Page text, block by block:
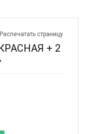
Распечатать страницу
+ 2